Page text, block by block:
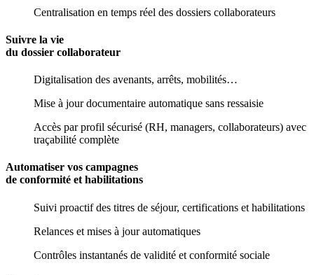
Centralisation en temps réel des dossiers collaborateurs
Suivre la vie
du dossier collaborateur
Digitalisation des avenants, arrêts, mobilités…
Mise à jour documentaire automatique sans ressaisie
Accès par profil sécurisé (RH, managers, collaborateurs) avec
traçabilité complète
Automatiser vos campagnes
de conformité et habilitations
Suivi proactif des titres de séjour, certifications et habilitations
Relances et mises à jour automatiques
Contrôles instantanés de validité et conformité sociale